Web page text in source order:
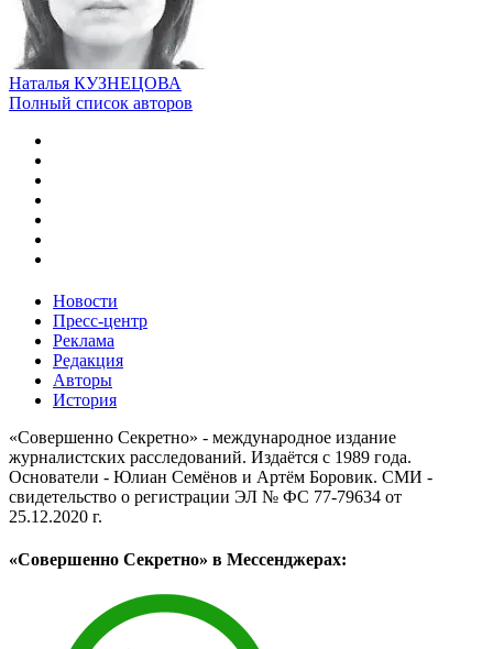
Наталья КУЗНЕЦОВА
Полный список авторов
Новости
Пресс-центр
Реклама
Редакция
Авторы
История
«Совершенно Секретно» - международное издание
журналистских расследований. Издаётся с 1989 года.
Основатели - Юлиан Семёнов и Артём Боровик. CМИ -
свидетельство о регистрации ЭЛ № ФС 77-79634 от
25.12.2020 г.
«Совершенно Секретно» в Мессенджерах: